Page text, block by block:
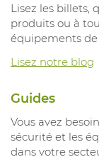
Lisez les billets,
produits ou à
équipements
Lisez notre blog
Guides
Vous avez
sécurité et les
dans votre